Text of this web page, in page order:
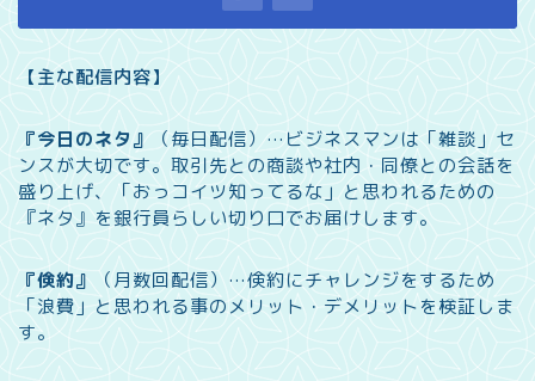
【主な配信内容】
『今日のネタ』 （毎日配信）…ビジネスマンは「雑談」セ
ンスが大切です。取引先との商談や社内・同僚との会話を
盛り上げ、「おっコイツ知ってるな」と思われるための
『ネタ』を銀行員らしい切り口でお届けします。
『倹約』 （月数回配信）…倹約にチャレンジをするため
「浪費」と思われる事のメリット・デメリットを検証しま
す。